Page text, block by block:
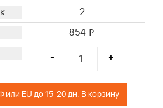
2
854 i
- +
Поставка из РФ или EU до 15-20 дн. В корзину